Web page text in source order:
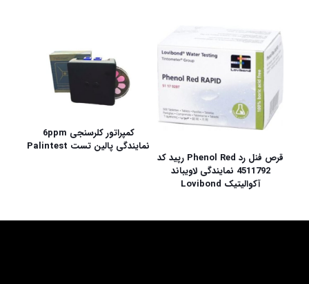
قرص فنل رد Phenol Red رپید کد
4511792 نمایندگی لاویباند
آکوالیتیک Lovibond
کمپراتور کلرسنجی 6ppm
نمایندگی پالین تست Palintest